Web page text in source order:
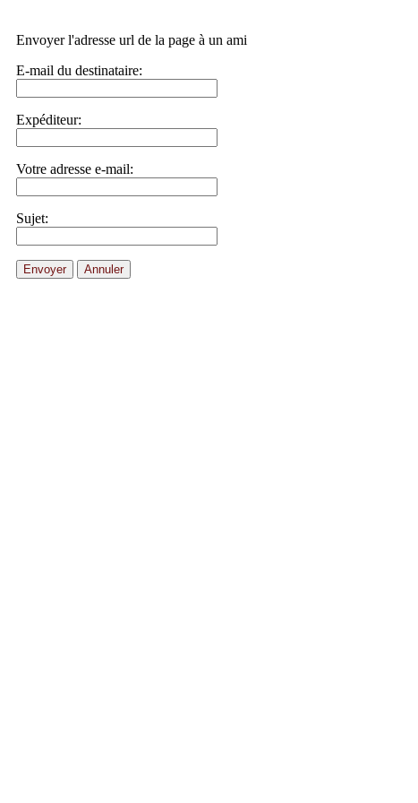
Envoyer l'adresse url de la page à un ami
E-mail du destinataire:
Expéditeur:
Votre adresse e-mail:
Sujet:
Envoyer Annuler